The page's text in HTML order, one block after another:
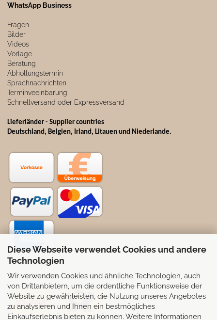
Diese Webseite verwendet Cookies und andere
Technologien
Wir verwenden Cookies und ähnliche Technologien, auch
von Drittanbietern, um die ordentliche Funktionsweise der
Website zu gewährleisten, die Nutzung unseres Angebotes
zu analysieren und Ihnen ein bestmögliches
Einkaufserlebnis bieten zu können. Weitere Informationen
WhatsApp Business
Fragen
Bilder
Videos
Vorlage
Beratung
Abhollungstermin
Sprachnachrichten
Terminveeinbarung
Schnellversand oder Expressversand
Lieferländer - Supplier countries
Deutschland, Belgien, Irland, Litauen und Niederlande.
Selbstabhollung möglich